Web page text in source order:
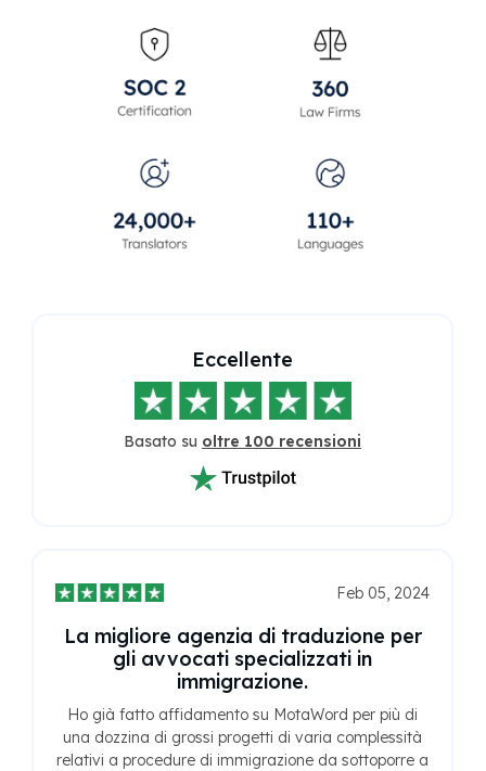
Eccellente
Basato su oltre 100 recensioni
Feb 05, 2024
La migliore agenzia di traduzione per
gli avvocati specializzati in
immigrazione.
Ho già fatto affidamento su MotaWord per più di
una dozzina di grossi progetti di varia complessità
relativi a procedure di immigrazione da sottoporre a